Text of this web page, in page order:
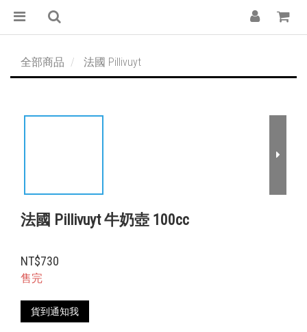
全部商品 法國 Pillivuyt
法國 Pillivuyt 牛奶壺 100cc
NT$730
售完
貨到通知我